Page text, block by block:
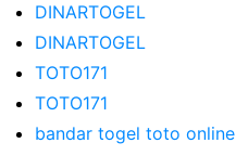
DINARTOGEL
DINARTOGEL
TOTO171
TOTO171
bandar togel toto online